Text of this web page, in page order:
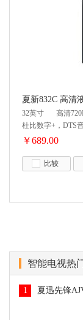
夏新832C 高清
32英寸 高清
杜比数字+，DTS
￥689.00
比较
智能电视热
1 夏迅先锋